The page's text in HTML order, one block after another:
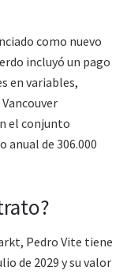
como nuevo
incluyó un pago
en variables,
el conjunto
anual de 306.000
Pedro Vite tiene
de 2029 y su valor